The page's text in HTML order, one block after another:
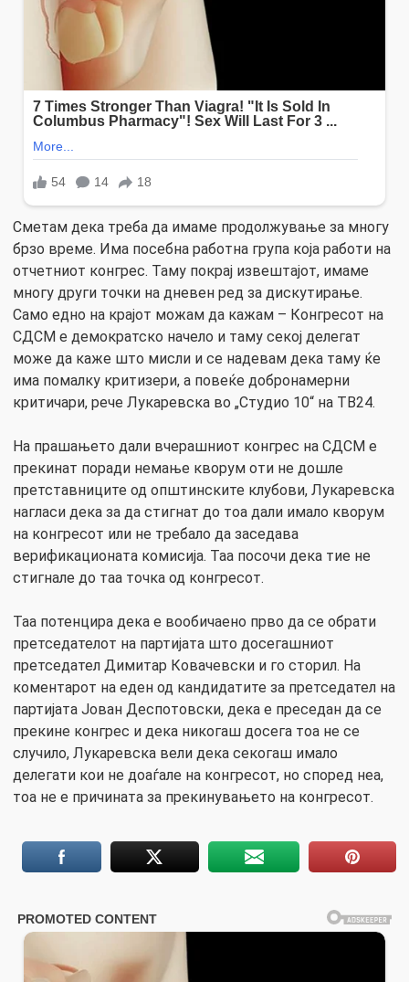
Сметам дека треба да имаме продолжување за многу
брзо време. Има посебна работна група која работи на
отчетниот конгрес. Таму покрај извештајот, имаме
многу други точки на дневен ред за дискутирање.
Само едно на крајот можам да кажам – Конгресот на
СДСМ е демократско начело и таму секој делегат
може да каже што мисли и се надевам дека таму ќе
има помалку критизери, а повеќе добронамерни
критичари, рече Лукаревска во „Студио 10“ на ТВ24.
На прашањето дали вчерашниот конгрес на СДСМ е
прекинат поради немање кворум оти не дошле
претставниците од општинските клубови, Лукаревска
нагласи дека за да стигнат до тоа дали имало кворум
на конгресот или не требало да заседава
верификационата комисија. Таа посочи дека тие не
стигнале до таа точка од конгресот.
Таа потенцира дека е вообичаено прво да се обрати
претседателот на партијата што досегашниот
претседател Димитар Ковачевски и го сторил. На
коментарот на еден од кандидатите за претседател на
партијата Јован Деспотовски, дека е преседан да се
прекине конгрес и дека никогаш досега тоа не се
случило, Лукаревска вели дека секогаш имало
делегати кои не доаѓале на конгресот, но според неа,
тоа не е причината за прекинувањето на конгресот.